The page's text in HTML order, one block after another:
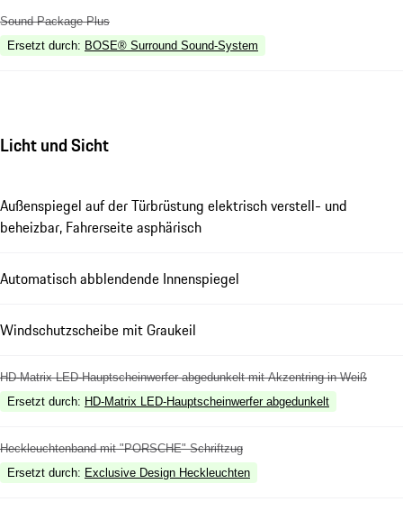
Sound Package Plus
Ersetzt durch: BOSE® Surround Sound-System
Licht und Sicht
Außenspiegel auf der Türbrüstung elektrisch verstell- und
beheizbar, Fahrerseite asphärisch
Automatisch abblendende Innenspiegel
Windschutzscheibe mit Graukeil
HD-Matrix LED-Hauptscheinwerfer abgedunkelt mit Akzentring in Weiß
Ersetzt durch: HD-Matrix LED-Hauptscheinwerfer abgedunkelt
Heckleuchtenband mit "PORSCHE" Schriftzug
Ersetzt durch: Exclusive Design Heckleuchten